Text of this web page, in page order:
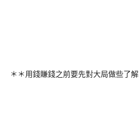
＊＊用錢賺錢之前要先對大局做些了解